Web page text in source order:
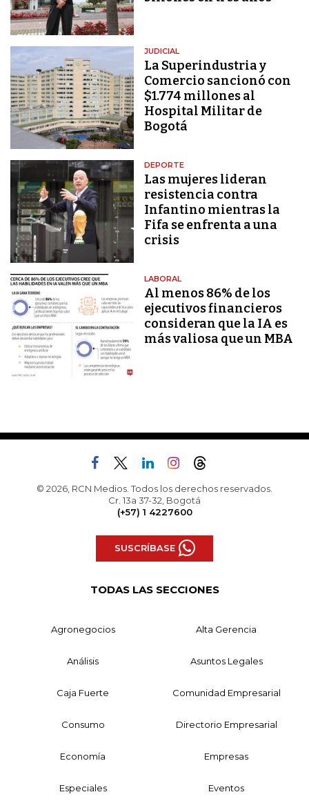
JUDICIAL
La Superindustria y
Comercio sancionó con
$1.774 millones al
Hospital Militar de
Bogotá
DEPORTE
Las mujeres lideran
resistencia contra
Infantino mientras la
Fifa se enfrenta a una
crisis
LABORAL
Al menos 86% de los
ejecutivos financieros
consideran que la IA es
más valiosa que un MBA
© 2026, RCN Medios. Todos los derechos reservados.
Cr. 13a 37-32, Bogotá
(+57) 1 4227600
SUSCRÍBASE
TODAS LAS SECCIONES
Agronegocios Alta Gerencia
Análisis Asuntos Legales
Caja Fuerte Comunidad Empresarial
Consumo Directorio Empresarial
Economía Empresas
Especiales Eventos